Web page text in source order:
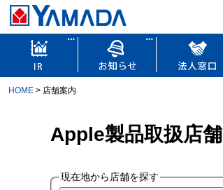
HOME > 店舗案内
Apple製品取扱店舗
現在地から店舗を探す